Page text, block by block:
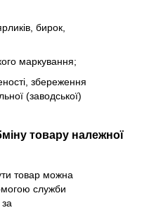
бирок,
маркування;
збереження
(заводської)
товару належної
товар можна
служби